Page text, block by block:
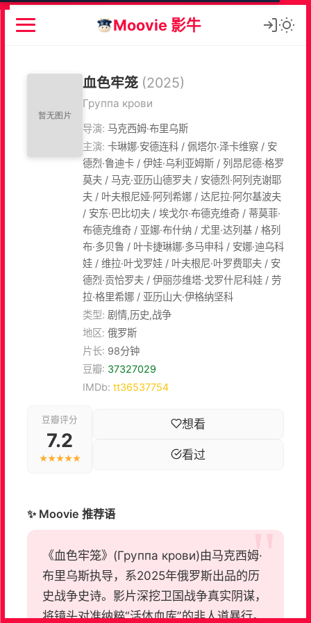
Moovie 影牛
血色牢笼 (2025)
Группа крови
导演: 马克西姆·布里乌斯
主演: 卡琳娜·安德连科 / 佩塔尔·泽卡维察 / 安
德烈·鲁迪卡 / 伊娃·乌利亚姆斯 / 列昂尼德·格罗
莫夫 / 马克·亚历山德罗夫 / 安德烈·阿列克谢耶
夫 / 叶夫根尼娅·阿列希娜 / 达尼拉·阿尔基波夫
/ 安东·巴比切夫 / 埃戈尔·布德克维奇 / 蒂莫菲·
布德克维奇 / 亚娜·布什纳 / 尤里·达列基 / 格列
布·多贝鲁 / 叶卡捷琳娜·多马申科 / 安娜·迪乌科
娃 / 维拉·叶戈罗娃 / 叶夫根尼·叶罗费耶夫 / 安
德烈·贡恰罗夫 / 伊丽莎维塔·戈罗什尼科娃 / 劳
拉·格里希娜 / 亚历山大·伊格纳坚科
类型: 剧情,历史,战争
地区: 俄罗斯
片长: 98分钟
豆瓣: 37327029
IMDb: tt36537754
豆瓣评分
7.2
★★★★★
想看
看过
✨ Moovie 推荐语
《血色牢笼》(Группа крови)由马克西姆·
布里乌斯执导，系2025年俄罗斯出品的历
史战争史诗。影片深挖卫国战争真实阴谋，
将镜头对准纳粹“活体血库”的非人道暴行。